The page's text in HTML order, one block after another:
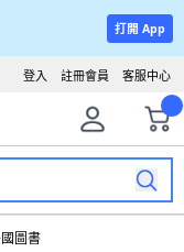
打開 App
客服中心
註冊會員
登入
圖書